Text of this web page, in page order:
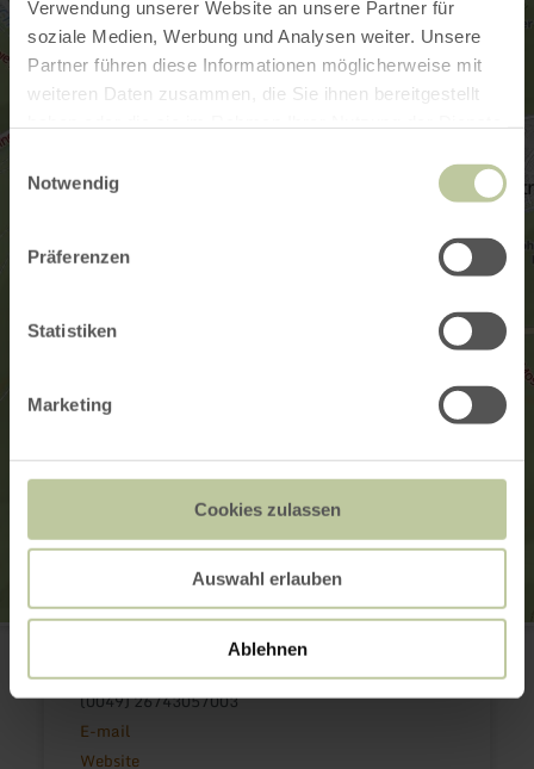
Verwendung unserer Website an unsere Partner für
soziale Medien, Werbung und Analysen weiter. Unsere
Partner führen diese Informationen möglicherweise mit
weiteren Daten zusammen, die Sie ihnen bereitgestellt
Notwendig
Präferenzen
Statistiken
Marketing
Cookies zulassen
Auswahl erlauben
Ablehnen
Ortsgemeinde Bad Bertrich
56864 Bad Bertrich
(0049) 26743057003
E-mail
Website